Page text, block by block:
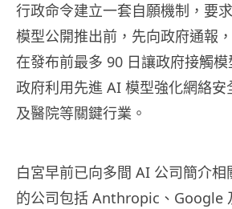
行政命令建立一套自願機制，要
模型公開推出前，先向政府通報
在發布前最多 90 日讓政府接觸
政府利用先進 AI 模型強化網絡
及醫院等關鍵行業。
白宮早前已向多間 AI 公司簡介
的公司包括 Anthropic、Google